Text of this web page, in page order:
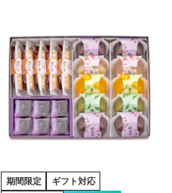
期間限定 ギフト対応